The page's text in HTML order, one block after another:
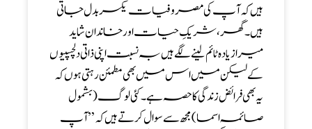
ہیں کہ آپ کی مصروفیات یکسر بدل جاتی
ہیں ۔ گھر ، شریکِ حیات اور خاندان شاید
میرا زیادہ ٹائم لینے لگے ہیں بہ نسبت اپنی ذاتی دلچسپیوں
کے لیکن میں اس میں بھی مطمئن رہتی ہوں کہ
یہ بھی فرائض زندگی کا حصہ ہے۔ کئی لوگ ( بشمول
صائمہ اسما) مجھ سے سوا ل کرتے ہیں کہ ’’ آپ